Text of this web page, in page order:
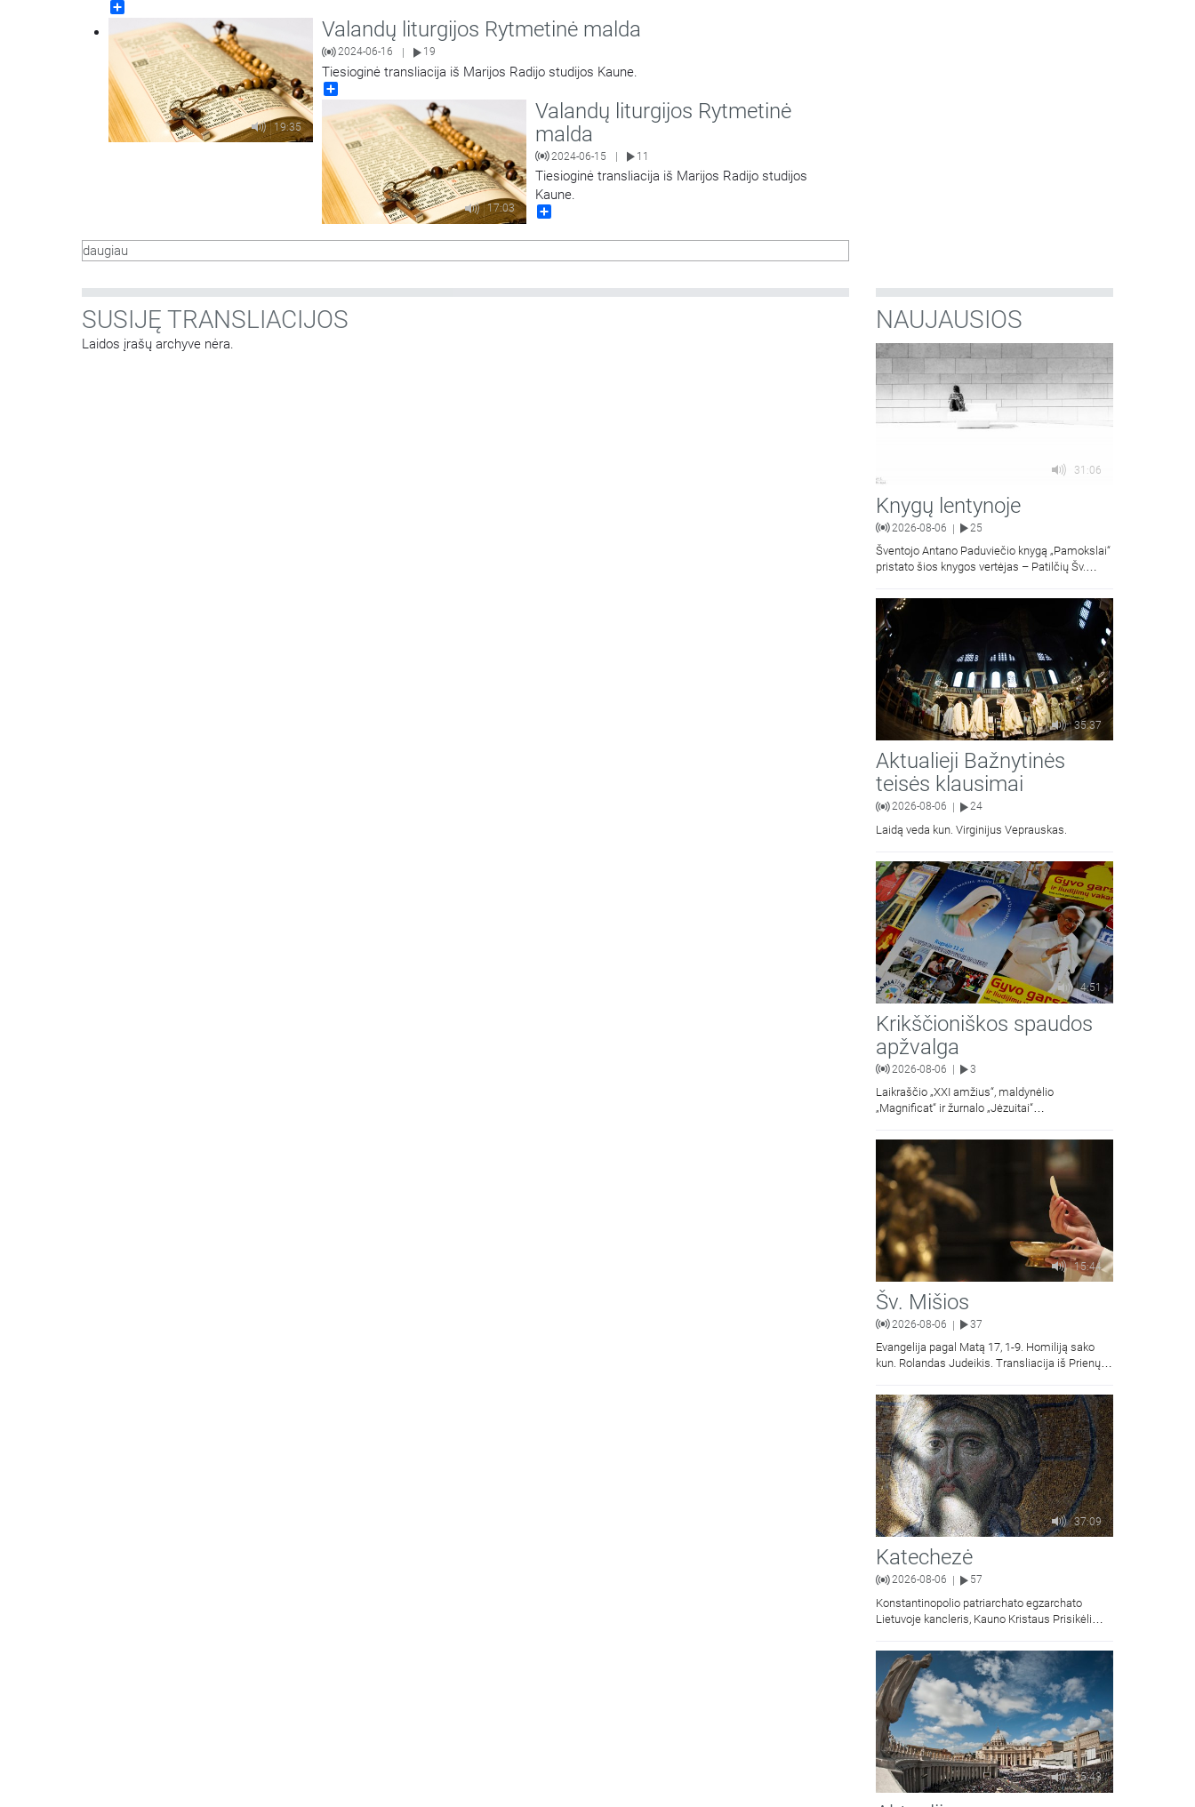
19:35
Valandų liturgijos Rytmetinė malda
2024-06-16 19
Tiesioginė transliacija iš Marijos Radijo studijos Kaune.
17:03
Valandų liturgijos Rytmetinė
malda
2024-06-15 11
Tiesioginė transliacija iš Marijos Radijo studijos
Kaune.
daugiau
SUSIJĘ TRANSLIACIJOS
Laidos įrašų archyve nėra.
NAUJAUSIOS
31:06
Knygų lentynoje
2026-08-06 | 25
Šventojo Antano Paduviečio knygą „Pamokslai“
pristato šios knygos vertėjas – Patilčių Šv.
moralinės teologijos dr. Algirdas Petras
35:37
Aktualieji Bažnytinės
teisės klausimai
2026-08-06 24
Laidą veda kun. Virginijus Veprauskas.
4:51
Krikščioniškos spaudos
apžvalga
2026-08-06 3
Laikraščio „XXI amžius“, maldynėlio
„Magnificat“ ir žurnalo „Jėzuitai“
15:44
Šv. Mišios
2026-08-06 | 37
Evangelija pagal Matą 17, 1-9. Homiliją sako
kun. Rolandas Judeikis. Transliacija iš Prienų
37:09
Katechezė
2026-08-06 57
Konstantinopolio patriarchato egzarchato
Lietuvoje kancleris, Kauno Kristaus Prisikėlimo
kunigas Vitalijus Mockus pasakoja apie
Kristaus Atsimainymo šventę.
35:43